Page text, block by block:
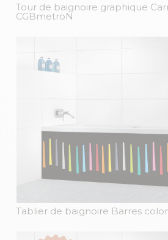
Tour de baignoire graphique
CGBmetroN
Tablier de baignoire Barres